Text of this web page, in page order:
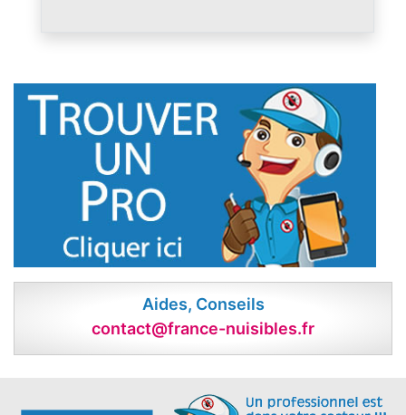
Aides, Conseils
contact@france-nuisibles.fr